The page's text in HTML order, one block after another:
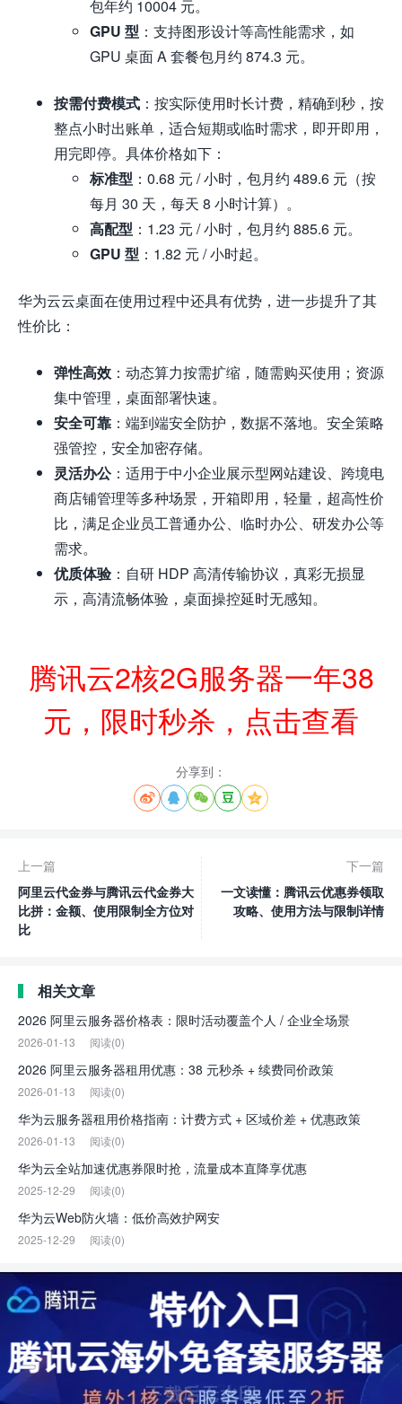
包年约 10004 元。
GPU 型 ：支持图形设计等高性能需求，如
GPU 桌面 A 套餐包月约 874.3 元。
按需付费模式 ：按实际使用时长计费，精确到秒，按
整点小时出账单，适合短期或临时需求，即开即用，
用完即停。具体价格如下：
标准型 ：0.68 元 / 小时，包月约 489.6 元（按
每月 30 天，每天 8 小时计算）。
高配型 ：1.23 元 / 小时，包月约 885.6 元。
GPU 型 ：1.82 元 / 小时起。
华为云云桌面在使用过程中还具有优势，进一步提升了其
性价比：
弹性高效 ：动态算力按需扩缩，随需购买使用；资源
集中管理，桌面部署快速。
安全可靠 ：端到端安全防护，数据不落地。安全策略
强管控，安全加密存储。
灵活办公：适用于中小企业展示型网站建设、跨境电
商店铺管理等多种场景，开箱即用，轻量，超高性价
比，满足企业员工普通办公、临时办公、研发办公等
需求。
优质体验：自研 HDP 高清传输协议，真彩无损显
示，高清流畅体验，桌面操控延时无感知。
腾讯云2核2G服务器一年38
元，限时秒杀，点击查看
分享到：
    
上一篇
阿里云代金券与腾讯云代金券大
比拼：金额、使用限制全方位对
比
下一篇
一文读懂：腾讯云优惠券领取
攻略、使用方法与限制详情
相关文章
2026 阿里云服务器价格表：限时活动覆盖个人 / 企业全场景
2026-01-13 阅读(0)
2026 阿里云服务器租用优惠：38 元秒杀 + 续费同价政策
2026-01-13 阅读(0)
华为云服务器租用价格指南：计费方式 + 区域价差 + 优惠政策
2026-01-13 阅读(0)
华为云全站加速优惠券限时抢，流量成本直降享优惠
2025-12-29 阅读(0)
华为云Web防火墙：低价高效护网安
2025-12-29 阅读(0)